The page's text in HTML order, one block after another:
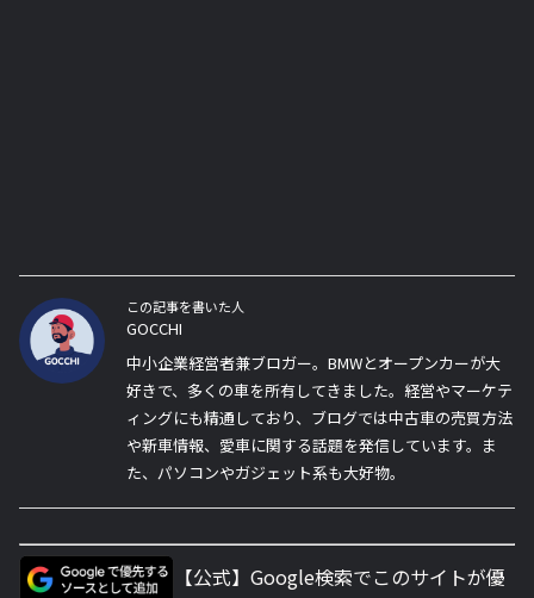
この記事を書いた人
GOCCHI
中小企業経営者兼ブロガー。BMWとオープンカーが大
好きで、多くの車を所有してきました。経営やマーケテ
ィングにも精通しており、ブログでは中古車の売買方法
や新車情報、愛車に関する話題を発信しています。ま
た、パソコンやガジェット系も大好物。
【公式】Google検索でこのサイトが優